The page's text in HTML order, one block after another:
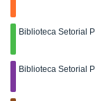
Biblioteca Setorial
Biblioteca Setorial